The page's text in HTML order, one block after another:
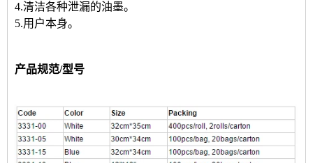
4.清洁各种泄漏的油墨。
5.用户本身。
产品规范/型号